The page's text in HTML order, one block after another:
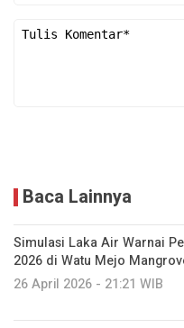
Baca Lainnya
Simulasi Laka Air Warnai
2026 di Watu Mejo
26 April 2026 - 21:21 WIB